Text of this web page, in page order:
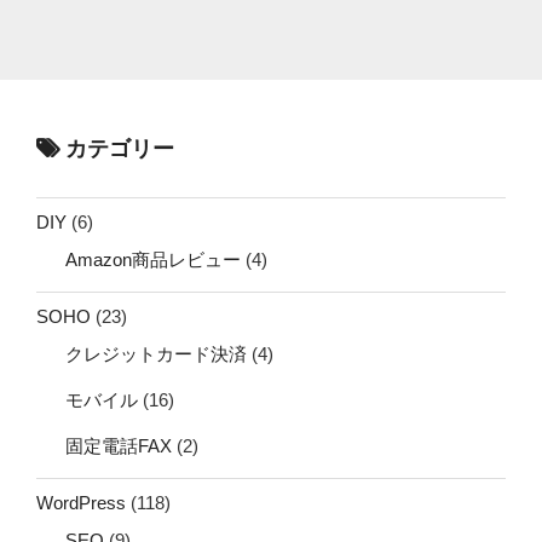
カテゴリー
DIY (6)
Amazon商品レビュー (4)
SOHO (23)
クレジットカード決済 (4)
モバイル (16)
固定電話FAX (2)
WordPress (118)